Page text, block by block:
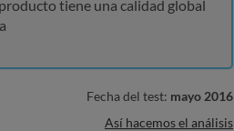
tiene una calidad global
Fecha del test: mayo 2016
Así hacemos el análisis